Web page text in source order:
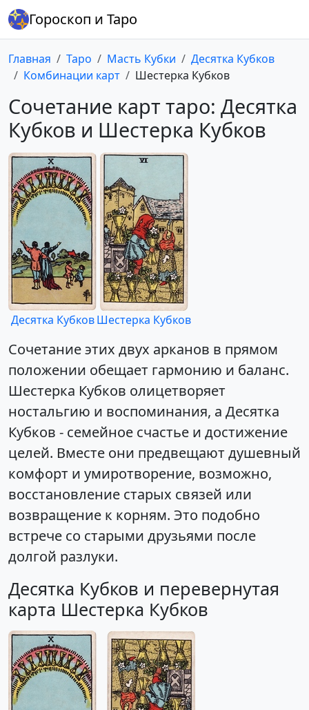
Гороскоп и Таро
Главная Таро Масть Кубки
Десятка Кубков
Комбинации карт
Шестерка Кубков
Сочетание карт таро: Десятка
Кубков и Шестерка Кубков
Десятка Кубков Шестерка Кубков
Сочетание этих двух арканов в прямом
положении обещает гармонию и баланс.
Шестерка Кубков олицетворяет
ностальгию и воспоминания, а Десятка
Кубков - семейное счастье и достижение
целей. Вместе они предвещают душевный
комфорт и умиротворение, возможно,
восстановление старых связей или
возвращение к корням. Это подобно
встрече со старыми друзьями после
долгой разлуки.
Десятка Кубков и перевернутая
карта Шестерка Кубков